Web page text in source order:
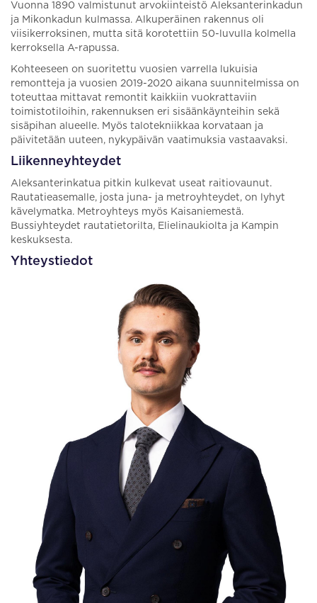
Vuonna 1890 valmistunut arvokiinteistö Aleksanterinkadun
ja Mikonkadun kulmassa. Alkuperäinen rakennus oli
viisikerroksinen, mutta sitä korotettiin 50-luvulla kolmella
kerroksella A-rapussa.
Kohteeseen on suoritettu vuosien varrella lukuisia
remontteja ja vuosien 2019-2020 aikana suunnitelmissa on
toteuttaa mittavat remontit kaikkiin vuokrattaviin
toimistotiloihin, rakennuksen eri sisäänkäynteihin sekä
sisäpihan alueelle. Myös talotekniikkaa korvataan ja
päivitetään uuteen, nykypäivän vaatimuksia vastaavaksi.
Liikenneyhteydet
Aleksanterinkatua pitkin kulkevat useat raitiovaunut.
Rautatieasemalle, josta juna- ja metroyhteydet, on lyhyt
kävelymatka. Metroyhteys myös Kaisaniemestä.
Bussiyhteydet rautatietorilta, Elielinaukiolta ja Kampin
keskuksesta.
Yhteystiedot